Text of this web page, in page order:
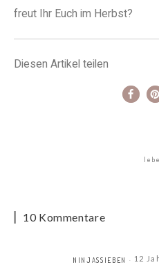
freut Ihr Euch im Herbst?
Diesen Artikel teilen
10 Kommentare
NINJASSIEBEN 12